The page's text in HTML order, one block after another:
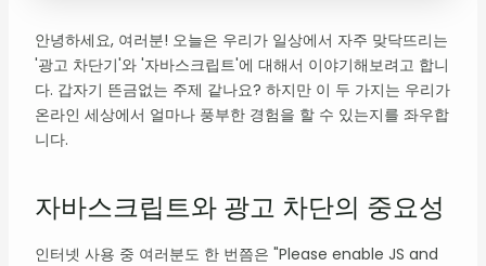
안녕하세요, 여러분! 오늘은 우리가 일상에서 자주 맞닥뜨리는
'광고 차단기'와 '자바스크립트'에 대해서 이야기해보려고 합니
다. 갑자기 뜬금없는 주제 같나요? 하지만 이 두 가지는 우리가
온라인 세상에서 얼마나 풍부한 경험을 할 수 있는지를 좌우합
니다.
자바스크립트와 광고 차단의 중요성
인터넷 사용 중 여러분도 한 번쯤은 "Please enable JS and